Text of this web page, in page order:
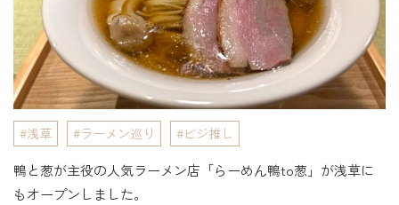
浅草 ラーメン巡り ビジ推し
鴨と葱が主役の人気ラーメン店「らーめん鴨to葱」が浅草に
もオープンしました。